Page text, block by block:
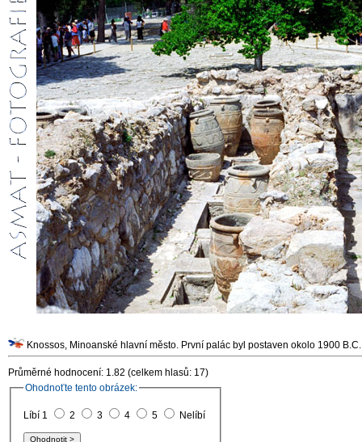
Knossos, Minoanské hlavní město. První palác byl postaven okolo 1900
Průměrné hodnocení: 1.82 (celkem hlasů: 17)
Ohodnoťte tento obrázek:
Líbí 1 2 3 4 5 Nelíbí